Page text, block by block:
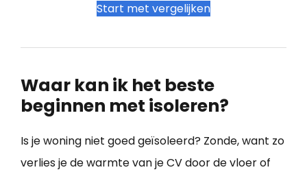
Start met vergelijken
Waar kan ik het beste
beginnen met isoleren?
Is je woning niet goed geïsoleerd? Zonde, want zo
verlies je de warmte van je CV door de vloer of